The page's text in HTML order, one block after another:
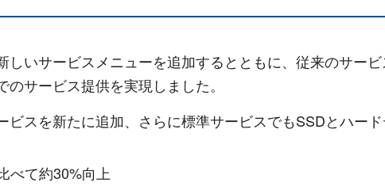
いサービスメニューを追加するとともに、従来のサー
サービス提供を実現しました。
スを新たに追加、さらに標準サービスでもSSDとハー
べて約30%向上